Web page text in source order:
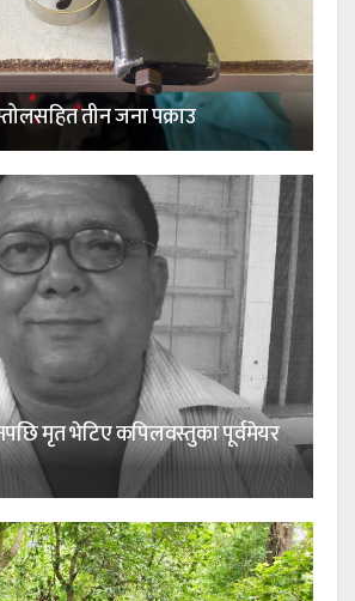
तीन जना पक्राउ
मृत भेटिए कपिलवस्तुका पूर्वमेयर